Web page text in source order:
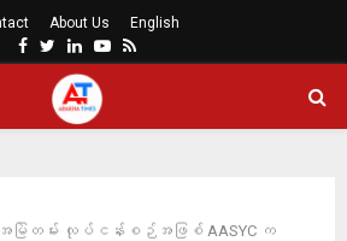
About Us English
Facebook
Twitter
LinkedinYoutube
Rss
ကို အမြဲတမ်း လုပ်ငန်းစဉ်အဖြစ် AASYC က